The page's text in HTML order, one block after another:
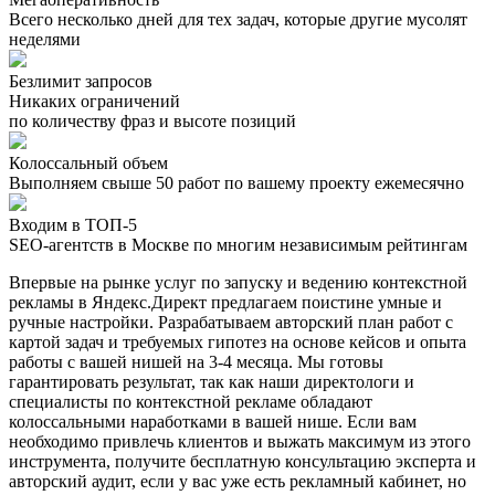
Всего несколько дней для тех задач, которые другие мусолят
неделями
Безлимит запросов
Никаких ограничений
по количеству фраз и высоте позиций
Колоссальный объем
Выполняем свыше 50 работ по вашему проекту ежемесячно
Входим в ТОП-5
SEO-агентств в Москве по многим независимым рейтингам
Впервые на рынке услуг по запуску и ведению контекстной
рекламы в Яндекс.Директ предлагаем поистине умные и
ручные настройки. Разрабатываем авторский план работ с
картой задач и требуемых гипотез на основе кейсов и опыта
работы с вашей нишей на 3-4 месяца. Мы готовы
гарантировать результат, так как наши директологи и
специалисты по контекстной рекламе обладают
колоссальными наработками в вашей нише. Если вам
необходимо привлечь клиентов и выжать максимум из этого
инструмента, получите бесплатную консультацию эксперта и
авторский аудит, если у вас уже есть рекламный кабинет, но